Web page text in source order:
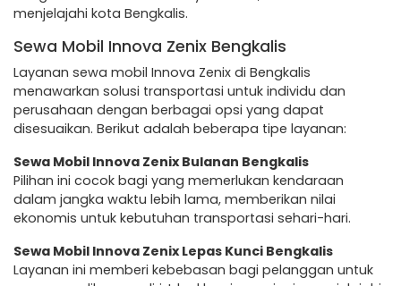
menjelajahi kota Bengkalis.
Sewa Mobil Innova Zenix Bengkalis
Layanan sewa mobil Innova Zenix di Bengkalis
menawarkan solusi transportasi untuk individu dan
perusahaan dengan berbagai opsi yang dapat
disesuaikan. Berikut adalah beberapa tipe layanan:
Sewa Mobil Innova Zenix Bulanan Bengkalis
Pilihan ini cocok bagi yang memerlukan kendaraan
dalam jangka waktu lebih lama, memberikan nilai
ekonomis untuk kebutuhan transportasi sehari-hari.
Sewa Mobil Innova Zenix Lepas Kunci Bengkalis
Layanan ini memberi kebebasan bagi pelanggan untuk